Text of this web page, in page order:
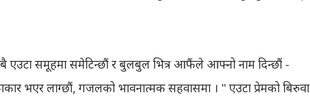
एउटा समूहमा समेटिन्छौं र बुलबुल भित्र आफैंले आफ्‍नो नाम दिन्छौं -
भएर लाग्छौं, गजलको भावनात्मक सहवासमा । " एउटा प्रेमको बिरुवा